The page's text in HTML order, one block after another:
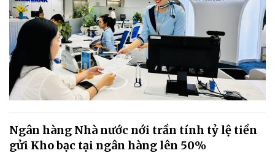
Ngân hàng Nhà nước nới trần tính tỷ lệ tiền
gửi Kho bạc tại ngân hàng lên 50%